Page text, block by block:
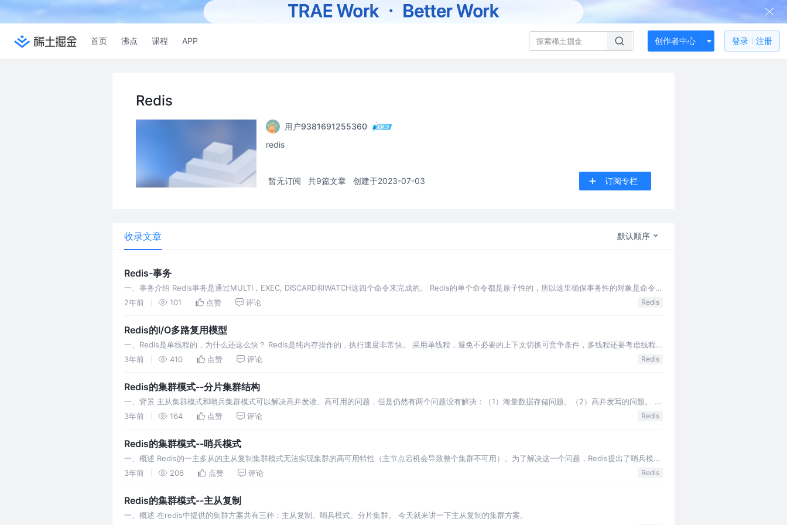
首页 沸点 课程 APP 创作者中心 登录 注册
Redis
用户9381691255360
redis
暂无订阅 共9篇文章 创建于2023-07-03 订阅专栏
收录文章 默认顺序
Redis-事务
一、事务介绍 Redis事务是通过MULTI，EXEC, DISCARD和WATCH这四个命令来完成的。 Redis的单个命令都是原子性的，所以这里确保事务性的对象是命令集
合。 Redis将命令集合序
2年前 101 点赞 评论 Redis
Redis的I/O多路复用模型
一、Redis是单线程的，为什么还这么快？ Redis是纯内存操作的，执行速度非常快。 采用单线程，避免不必要的上下文切换可竞争条件，多线程还要考虑线程
安全问题。 采用I/O多路复用模型，非阻塞IO。
3年前 410 点赞 评论 Redis
Redis的集群模式--分片集群结构
一、背景 主从集群模式和哨兵集群模式可以解决高并发读、高可用的问题，但是仍然有两个问题没有解决：（1）海量数据存储问题。（2）高并发写的问题。 为
了解决这两个问题，使用一种新的集群模式：分片集群结构。
3年前 164 点赞 评论 Redis
Redis的集群模式--哨兵模式
一、概述 Redis的一主多从的主从复制集群模式无法实现集群的高可用特性（主节点宕机会导致整个集群不可用）。为了解决这一个问题，Redis提出了哨兵模
式。
3年前 206 点赞 评论 Redis
Redis的集群模式--主从复制
一、概述 在redis中提供的集群方案共有三种：主从复制、哨兵模式、分片集群。 今天就来讲一下主从复制的集群方案。